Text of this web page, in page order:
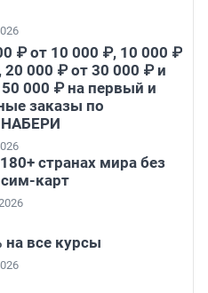
₽ от 10 000 ₽, 10 000 ₽
20 000 ₽ от 30 000 ₽ и
000 ₽ на первый и
заказы по
НАБЕРИ
странах мира без
карт
на все курсы